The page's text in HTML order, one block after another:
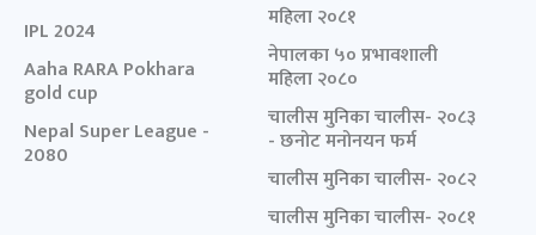
IPL 2024
Aaha RARA Pokhara
gold cup
Nepal Super League -
2080
महिला २०८१
नेपालका ५० प्रभावशाली
महिला २०८०
चालीस मुनिका चालीस- २०८३
- छनोट मनोनयन फर्म
चालीस मुनिका चालीस- २०८२
चालीस मुनिका चालीस- २०८१